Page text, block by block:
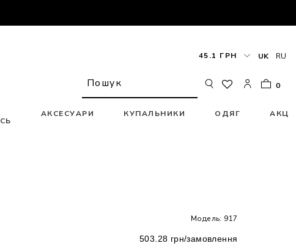
45.1 ГРН UK RU
0
АКСЕСУАРИ КУПАЛЬНИКИ ОДЯГ
Модель: 917
503.28 грн/замовлення